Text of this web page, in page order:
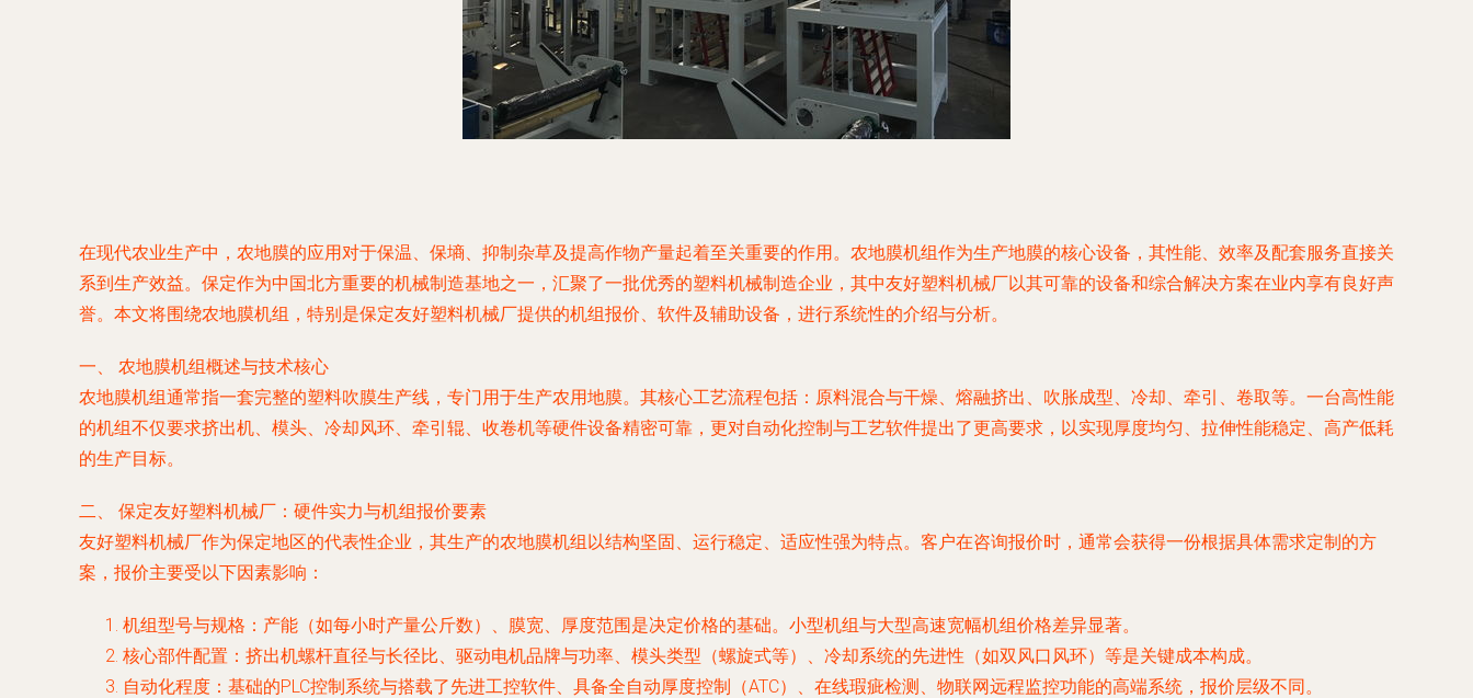
在现代农业生产中，农地膜的应用对于保温、保墒、抑制杂草及提高作物产量起着至关重要的作用。农地膜机组作为生产地膜的核心设备，其性能、效率及配套服务直接关
系到生产效益。保定作为中国北方重要的机械制造基地之一，汇聚了一批优秀的塑料机械制造企业，其中友好塑料机械厂以其可靠的设备和综合解决方案在业内享有良好声
誉。本文将围绕农地膜机组，特别是保定友好塑料机械厂提供的机组报价、软件及辅助设备，进行系统性的介绍与分析。
一、 农地膜机组概述与技术核心
农地膜机组通常指一套完整的塑料吹膜生产线，专门用于生产农用地膜。其核心工艺流程包括：原料混合与干燥、熔融挤出、吹胀成型、冷却、牵引、卷取等。一台高性能
的机组不仅要求挤出机、模头、冷却风环、牵引辊、收卷机等硬件设备精密可靠，更对自动化控制与工艺软件提出了更高要求，以实现厚度均匀、拉伸性能稳定、高产低耗
的生产目标。
二、 保定友好塑料机械厂：硬件实力与机组报价要素
友好塑料机械厂作为保定地区的代表性企业，其生产的农地膜机组以结构坚固、运行稳定、适应性强为特点。客户在咨询报价时，通常会获得一份根据具体需求定制的方
案，报价主要受以下因素影响：
机组型号与规格 ：产能（如每小时产量公斤数）、膜宽、厚度范围是决定价格的基础。小型机组与大型高速宽幅机组价格差异显著。
核心部件配置 ：挤出机螺杆直径与长径比、驱动电机品牌与功率、模头类型（螺旋式等）、冷却系统的先进性（如双风口风环）等是关键成本构成。
自动化程度 ：基础的PLC控制系统与搭载了先进工控软件、具备全自动厚度控制（ATC）、在线瑕疵检测、物联网远程监控功能的高端系统，报价层级不同。